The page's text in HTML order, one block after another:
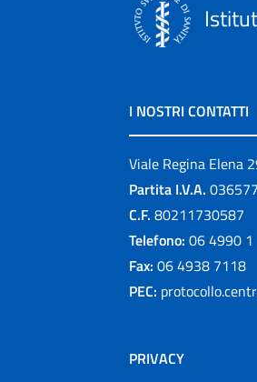
I NOSTRI CONTATTI
Viale Regina Elena
Partita I.V.A.
C.F. 80211730587
Telefono: 06 4990 1
Fax: 06 4938 7118
PEC:
PRIVACY